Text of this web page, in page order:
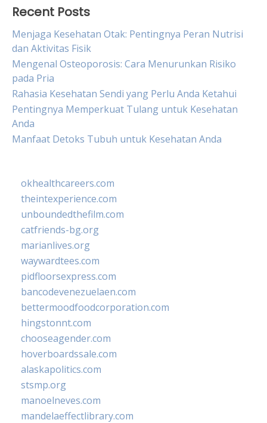
Recent Posts
Menjaga Kesehatan Otak: Pentingnya Peran Nutrisi
dan Aktivitas Fisik
Mengenal Osteoporosis: Cara Menurunkan Risiko
pada Pria
Rahasia Kesehatan Sendi yang Perlu Anda Ketahui
Pentingnya Memperkuat Tulang untuk Kesehatan
Anda
Manfaat Detoks Tubuh untuk Kesehatan Anda
okhealthcareers.com
theintexperience.com
unboundedthefilm.com
catfriends-bg.org
marianlives.org
waywardtees.com
pidfloorsexpress.com
bancodevenezuelaen.com
bettermoodfoodcorporation.com
hingstonnt.com
chooseagender.com
hoverboardssale.com
alaskapolitics.com
stsmp.org
manoelneves.com
mandelaeffectlibrary.com